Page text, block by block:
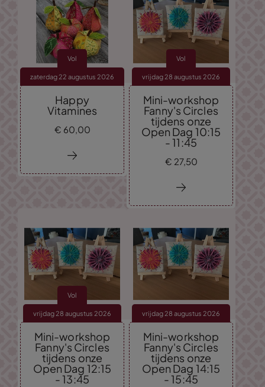
Vol
zaterdag 22 augustus 2026
Happy
Vitamines
€ 60,00
Vol
vrijdag 28 augustus 2026
Mini-workshop
Fanny's Circles
tijdens onze
Open Dag 10:15
- 11:45
€ 27,50
Vol
vrijdag 28 augustus 2026
Mini-workshop
Fanny's Circles
tijdens onze
Open Dag 12:15
- 13:45
vrijdag 28 augustus 2026
Mini-workshop
Fanny's Circles
tijdens onze
Open Dag 14:15
- 15:45